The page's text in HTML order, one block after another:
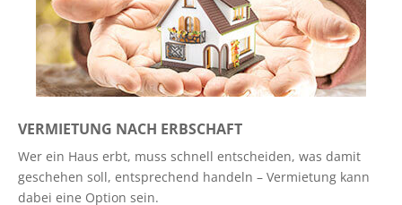
VERMIETUNG NACH ERBSCHAFT
Wer ein Haus erbt, muss schnell entscheiden, was damit
geschehen soll, entsprechend handeln – Vermietung kann
dabei eine Option sein.